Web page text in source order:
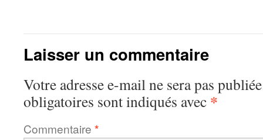
Laisser un commentaire
Votre adresse e-mail ne sera pas
obligatoires sont indiqués avec *
Commentaire *